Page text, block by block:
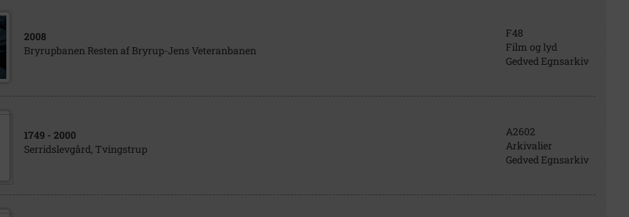
2008
Bryrupbanen Resten af Bryrup-Jens Veteranbanen
F48
Film og lyd
Gedved Egnsarkiv
1749 - 2000
Serridslevgård, Tvingstrup
A2602
Arkivalier
Gedved Egnsarkiv